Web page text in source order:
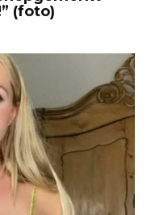
(foto)